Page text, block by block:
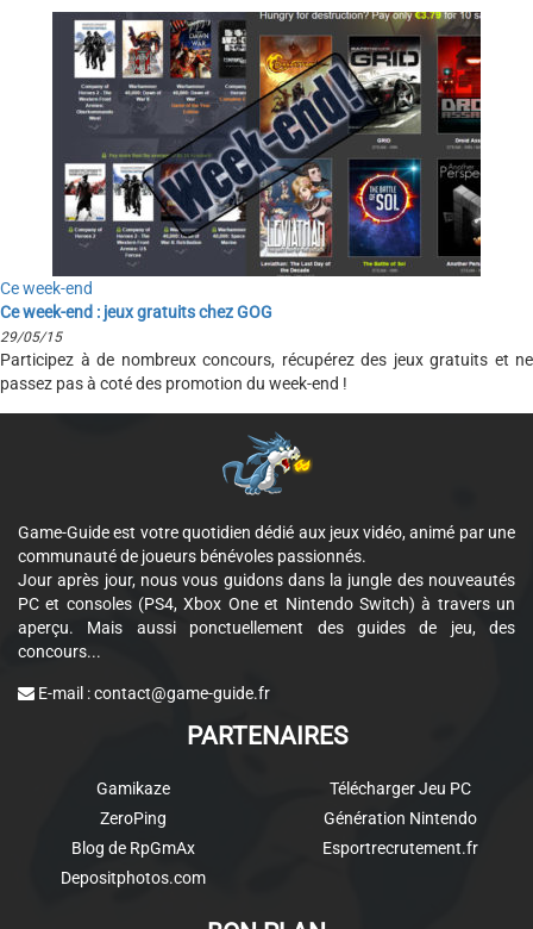
Ce week-end
Ce week-end : jeux gratuits chez GOG
29/05/15
Participez à de nombreux concours, récupérez des jeux gratuits et ne
passez pas à coté des promotion du week-end !
Game-Guide est votre quotidien dédié aux jeux vidéo, animé par une
communauté de joueurs bénévoles passionnés.
Jour après jour, nous vous guidons dans la jungle des nouveautés
PC et consoles (PS4, Xbox One et Nintendo Switch) à travers un
aperçu. Mais aussi ponctuellement des guides de jeu, des
concours...
E-mail :contact@game-guide.fr
PARTENAIRES
Gamikaze
ZeroPing
Blog de RpGmAx
Depositphotos.com
Télécharger Jeu PC
Génération Nintendo
Esportrecrutement.fr